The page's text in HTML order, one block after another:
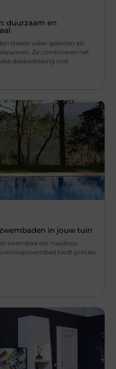
duurzaam en
steeds vaker gekozen als
Ze combineren het
dakbedekking met
in jouw tuin
zwembad dat naadloos
biedt precies